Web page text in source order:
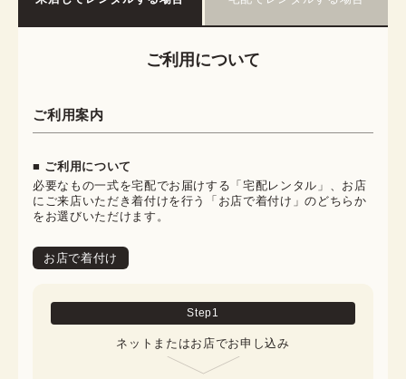
ご利用について
ご利用案内
■ ご利用について
必要なもの一式を宅配でお届けする「宅配レンタル」、お店
にご来店いただき着付けを行う「お店で着付け」のどちらか
をお選びいただけます。
お店で着付け
Step1
ネットまたはお店でお申し込み